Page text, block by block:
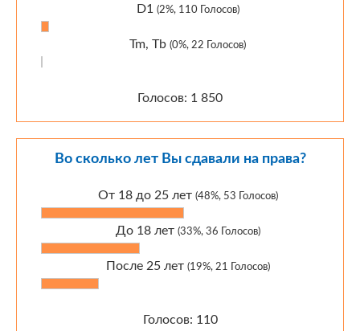
D1 (2%, 110 Голосов)
Tm, Tb (0%, 22 Голосов)
Голосов: 1 850
Во сколько лет Вы сдавали на права?
От 18 до 25 лет (48%, 53 Голосов)
До 18 лет (33%, 36 Голосов)
После 25 лет (19%, 21 Голосов)
Голосов: 110